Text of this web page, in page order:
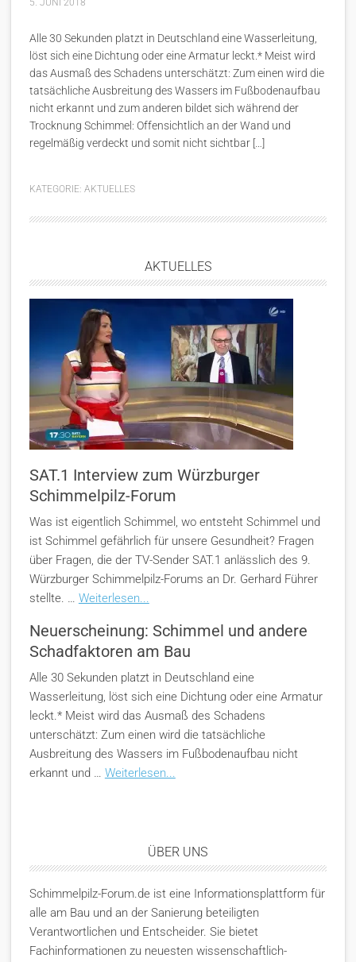
5. JUNI 2018
Alle 30 Sekunden platzt in Deutschland eine Wasserleitung,
löst sich eine Dichtung oder eine Armatur leckt.* Meist wird
das Ausmaß des Schadens unterschätzt: Zum einen wird die
tatsächliche Ausbreitung des Wassers im Fußbodenaufbau
nicht erkannt und zum anderen bildet sich während der
Trocknung Schimmel: Offensichtlich an der Wand und
regelmäßig verdeckt und somit nicht sichtbar […]
KATEGORIE: AKTUELLES
AKTUELLES
SAT.1 Interview zum Würzburger
Schimmelpilz-Forum
Was ist eigentlich Schimmel, wo entsteht Schimmel und
ist Schimmel gefährlich für unsere Gesundheit? Fragen
über Fragen, die der TV-Sender SAT.1 anlässlich des 9.
Würzburger Schimmelpilz-Forums an Dr. Gerhard Führer
stellte. … Weiterlesen...
Neuerscheinung: Schimmel und andere
Schadfaktoren am Bau
Alle 30 Sekunden platzt in Deutschland eine
Wasserleitung, löst sich eine Dichtung oder eine Armatur
leckt.* Meist wird das Ausmaß des Schadens
unterschätzt: Zum einen wird die tatsächliche
Ausbreitung des Wassers im Fußbodenaufbau nicht
erkannt und … Weiterlesen...
ÜBER UNS
Schimmelpilz-Forum.de ist eine Informationsplattform für
alle am Bau und an der Sanierung beteiligten
Verantwortlichen und Entscheider. Sie bietet
Fachinformationen zu neuesten wissenschaftlich-